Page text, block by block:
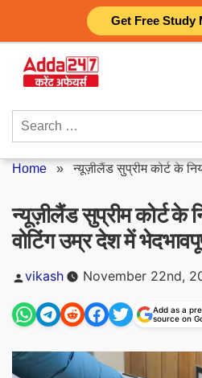
Get Free Study
content
Search
Home »न्यूज़ीलैंड सुप्रीम कोर्ट के
न्यूज़ीलैंड सुप्रीम कोर्ट के
वोटिंग उम्र देश में
Posted
vikash November 22nd,
Add as a
source on